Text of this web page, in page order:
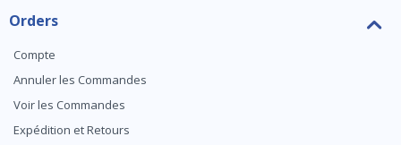
Orders
Compte
Annuler les Commandes
Voir les Commandes
Expédition et Retours